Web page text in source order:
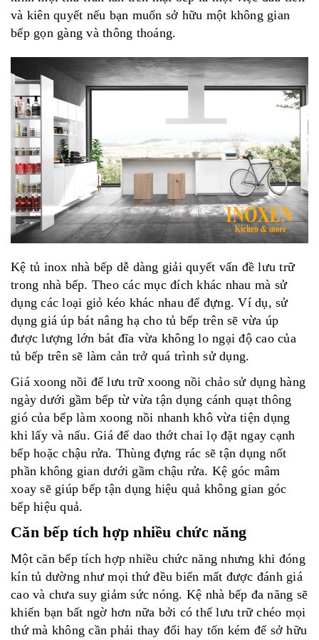
và kiên quyết nếu bạn muốn sở hữu một không gian
bếp gọn gàng và thông thoáng.
Kệ tủ inox nhà bếp dễ dàng giải quyết vấn đề lưu trữ
trong nhà bếp. Theo các mục đích khác nhau mà sử
dụng các loại giỏ kéo khác nhau để đựng. Ví dụ, sử
dụng giá úp bát nâng hạ cho tủ bếp trên sẽ vừa úp
được lượng lớn bát đĩa vừa không lo ngại độ cao của
tủ bếp trên sẽ làm cản trở quá trình sử dụng.
Giá xoong nồi để lưu trữ xoong nồi chảo sử dụng hàng
ngày dưới gầm bếp từ vừa tận dụng cánh quạt thông
gió của bếp làm xoong nồi nhanh khô vừa tiện dụng
khi lấy và nấu. Giá để dao thớt chai lọ đặt ngay cạnh
bếp hoặc chậu rửa. Thùng đựng rác sẽ tận dụng nốt
phần không gian dưới gầm chậu rửa. Kệ góc mâm
xoay sẽ giúp bếp tận dụng hiệu quả không gian góc
bếp hiệu quả.
Căn bếp tích hợp nhiều chức năng
Một căn bếp tích hợp nhiều chức năng nhưng khi đóng
kín tủ dường như mọi thứ đều biến mất được đánh giá
cao và chưa suy giảm sức nóng. Kệ nhà bếp đa năng sẽ
khiến bạn bất ngờ hơn nữa bởi có thể lưu trữ chéo mọi
thứ mà không cần phải thay đổi hay tốn kém để sở hữu